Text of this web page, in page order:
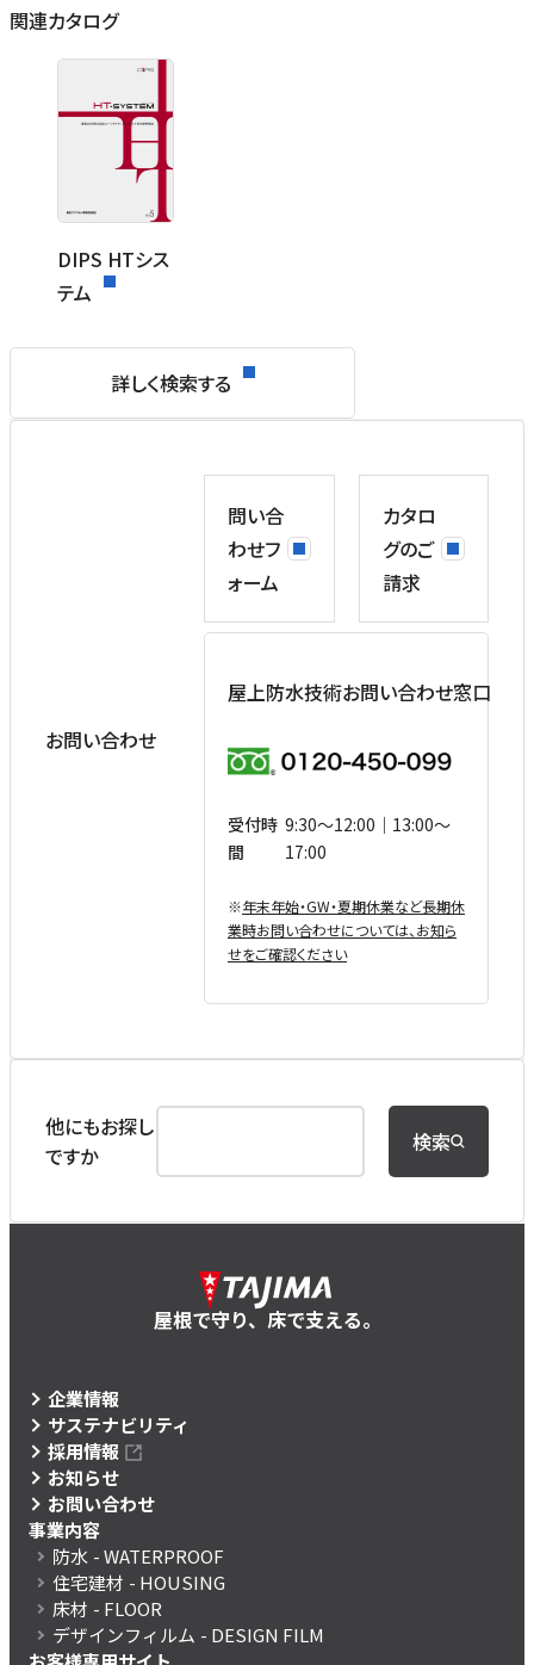
関連カタログ
DIPS HTシス
テム
詳しく検索する
お問い合わせ
問い合
わせフ
ォーム
カタロ
グのご
請求
屋上防水技術お問い合わせ窓口
受付時
間
9:30〜12:00｜13:00〜
17:00
※年末年始・GW・夏期休業など⻑期休
業時お問い合わせについては、お知ら
せをご確認ください
他にもお探し
ですか
検索
屋根で守り、床で支える。
企業情報
サステナビリティ
採用情報
お知らせ
お問い合わせ
事業内容
防水 - WATERPROOF
住宅建材 - HOUSING
床材 - FLOOR
デザインフィルム - DESIGN FILM